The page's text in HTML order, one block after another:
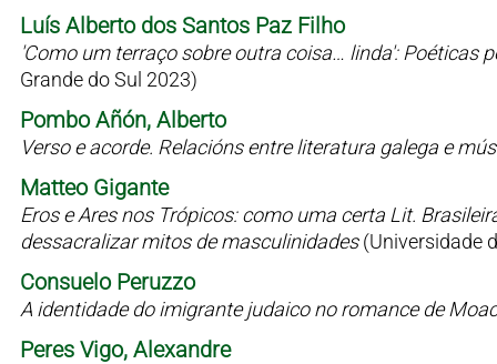
Luís Alberto dos Santos Paz Filho
'Como um terraço sobre outra coisa… linda': Poéticas
Grande do Sul 2023)
Pombo Añón, Alberto
Verso e acorde. Relacións entre literatura galega e
Matteo Gigante
Eros e Ares nos Trópicos: como uma certa Lit.
dessacralizar mitos de masculinidades(Universidade
Consuelo Peruzzo
A identidade do imigrante judaico no romance de
Peres Vigo, Alexandre